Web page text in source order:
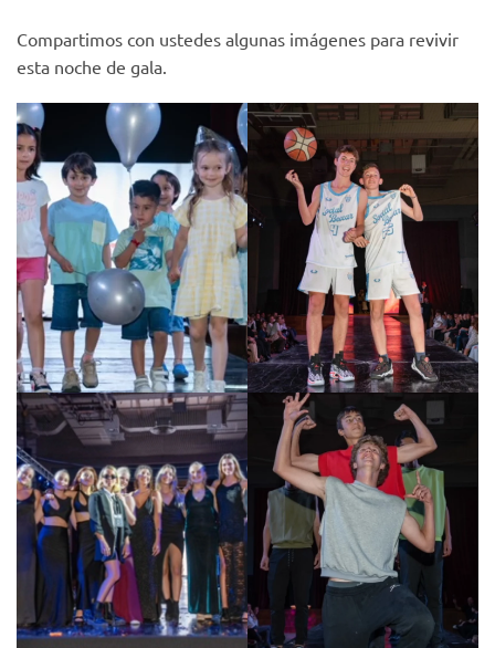
Compartimos con ustedes algunas imágenes para revivir
esta noche de gala.